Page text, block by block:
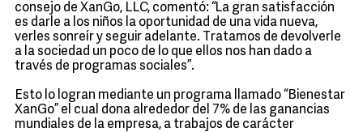
consejo de XanGo, LLC, comentó: “La gran satisfacción
es darle a los niños la oportunidad de una vida nueva,
verles sonreír y seguir adelante. Tratamos de devolverle
a la sociedad un poco de lo que ellos nos han dado a
través de programas sociales”.
Esto lo logran mediante un programa llamado “Bienestar
XanGo” el cual dona alrededor del 7% de las ganancias
mundiales de la empresa, a trabajos de carácter